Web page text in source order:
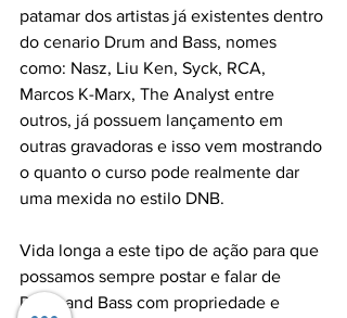
patamar dos artistas já existentes dentro
do cenario Drum and Bass, nomes
como: Nasz, Liu Ken, Syck, RCA,
Marcos K-Marx, The Analyst entre
outros, já possuem lançamento em
outras gravadoras e isso vem mostrando
o quanto o curso pode realmente dar
uma mexida no estilo DNB.
Vida longa a este tipo de ação para que
possamos sempre postar e falar de
Drum and Bass com propriedade e